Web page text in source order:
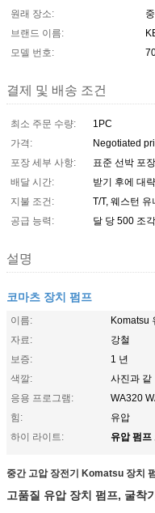
원래 장소:
브랜드 이름:
모델 번호:
결제 및 배송 조건
최소 주문 수량:
1PC
가격:
Negotiated
포장 세부 사항:
표준 선박 포장
배달 시간:
받기 후에 대
지불 조건:
T/T, 웨스턴
공급 능력:
달 당 500 조각
설명
코마츠 장치 펌프
이름:
Komatsu
자료:
강철
보증:
1 년
색깔:
사진과 같
응용 프로그램:
WA320
힘:
유압
하이 라이트:
유압 펌프
중간 고압 장전기 Komatsu 장치
고품질 유압 장치 펌프, 굴착